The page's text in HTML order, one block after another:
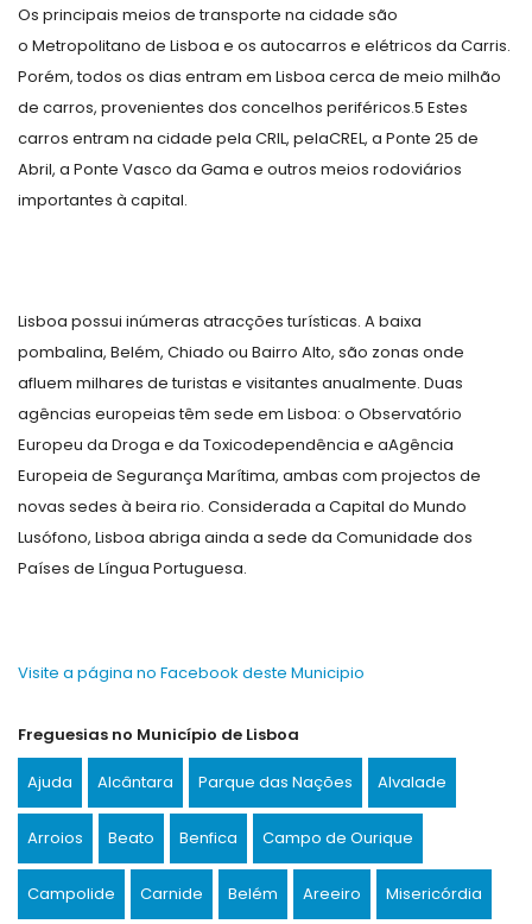
Os principais meios de transporte na cidade são
o Metropolitano de Lisboa e os autocarros e elétricos da Carris.
Porém, todos os dias entram em Lisboa cerca de meio milhão
de carros, provenientes dos concelhos periféricos.5 Estes
carros entram na cidade pela CRIL, pelaCREL, a Ponte 25 de
Abril, a Ponte Vasco da Gama e outros meios rodoviários
importantes à capital.
Lisboa possui inúmeras atracções turísticas. A baixa
pombalina, Belém, Chiado ou Bairro Alto, são zonas onde
afluem milhares de turistas e visitantes anualmente. Duas
agências europeias têm sede em Lisboa: o Observatório
Europeu da Droga e da Toxicodependência e aAgência
Europeia de Segurança Marítima, ambas com projectos de
novas sedes à beira rio. Considerada a Capital do Mundo
Lusófono, Lisboa abriga ainda a sede da Comunidade dos
Países de Língua Portuguesa.
Visite a página no Facebook deste Municipio
Freguesias no Município de Lisboa
Ajuda Alcântara Parque das Nações Alvalade
Arroios Beato Benfica Campo de Ourique
Campolide Carnide Belém Areeiro Misericórdia